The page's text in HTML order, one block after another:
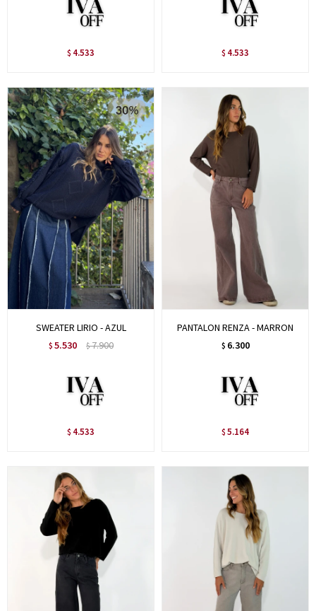
$ 4.533 $ 4.533
SWEATER LIRIO - AZUL
$ 5.530 $7.900
$ 4.533
PANTALON RENZA - MARRON
$ 6.300
$ 5.164